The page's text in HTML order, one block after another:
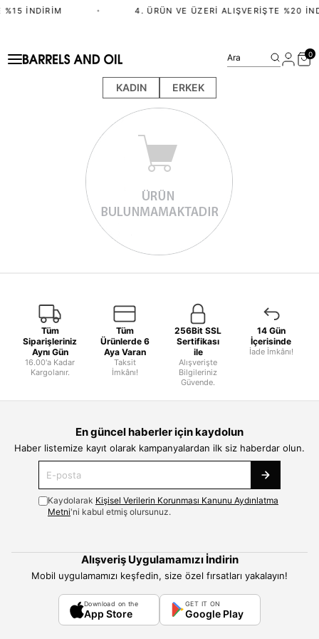
%15 İNDIRIM • 4. ÜRÜN VE ÜZERI ALIŞVERIŞTE %20
KADIN ERKEK
Ara 0
Tüm
Siparişleriniz
Aynı Gün
16.00'a Kadar
Kargolanır.
Tüm
Ürünlerde 6
Aya Varan
Taksit
İmkânı!
256Bit SSL
Sertifikası
ile
Alışverişte
Bilgileriniz
Güvende.
14 Gün
İçerisinde
İade İmkânı!
En güncel haberler için kaydolun
Haber listemize kayıt olarak kampanyalardan ilk siz haberdar olun.
Kaydolarak Kişisel Verilerin Korunması Kanunu Aydınlatma
Metni'ni kabul etmiş olursunuz.
Alışveriş Uygulamamızı İndirin
Mobil uygulamamızı keşfedin, size özel fırsatları yakalayın!
Download on the
App Store
GET IT ON
Google Play